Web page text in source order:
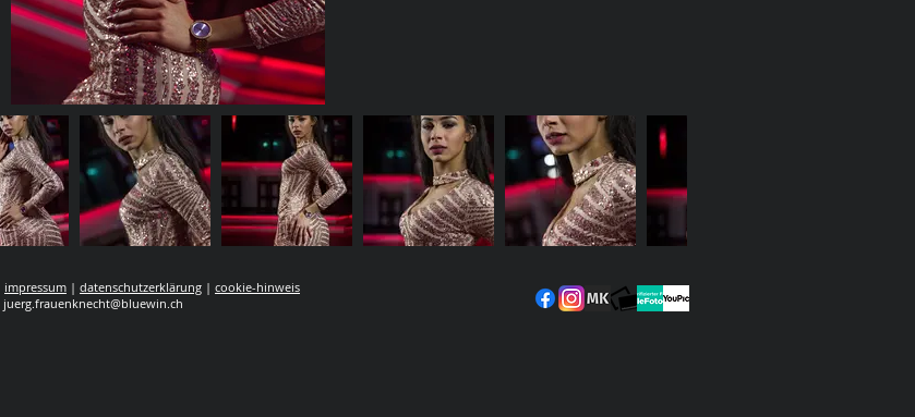
impressum | datenschutzerklärung | cookie-hinweis
juerg.frauenknecht@bluewin.ch